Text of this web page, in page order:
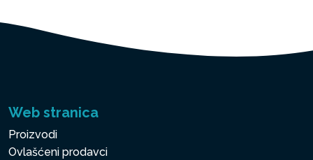
Web stranica
Proizvodi
Ovlašćeni prodavci